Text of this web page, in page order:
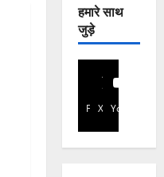
हमारे साथ
जुड़े
Facebook
X YouTube